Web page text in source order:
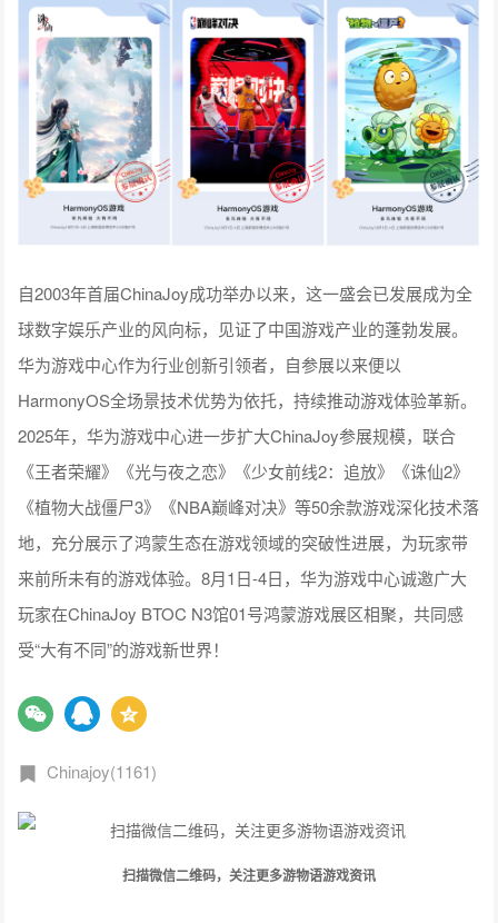
自2003年首届ChinaJoy成功举办以来，这一盛会已发展成为全
球数字娱乐产业的风向标，见证了中国游戏产业的蓬勃发展。
华为游戏中心作为行业创新引领者，自参展以来便以
HarmonyOS全场景技术优势为依托，持续推动游戏体验革新。
2025年，华为游戏中心进一步扩大ChinaJoy参展规模，联合
《王者荣耀》《光与夜之恋》《少女前线2：追放》《诛仙2》
《植物大战僵尸3》《NBA巅峰对决》等50余款游戏深化技术落
地，充分展示了鸿蒙生态在游戏领域的突破性进展，为玩家带
来前所未有的游戏体验。8月1日-4日，华为游戏中心诚邀广大
玩家在ChinaJoy BTOC N3馆01号鸿蒙游戏展区相聚，共同感
受“大有不同”的游戏新世界！
Chinajoy(1161)
扫描微信二维码，关注更多游物语游戏资讯